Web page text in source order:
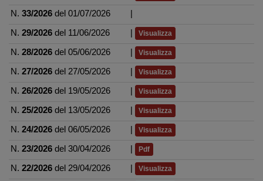
N. 33/2026 del 01/07/2026
N. 29/2026 del 11/06/2026 Visualizza
N. 28/2026 del 05/06/2026 Visualizza
N. 27/2026 del 27/05/2026 Visualizza
N. 26/2026 del 19/05/2026 Visualizza
N. 25/2026 del 13/05/2026 Visualizza
N. 24/2026 del 06/05/2026 Visualizza
N. 23/2026 del 30/04/2026 Pdf
N. 22/2026 del 29/04/2026 Visualizza